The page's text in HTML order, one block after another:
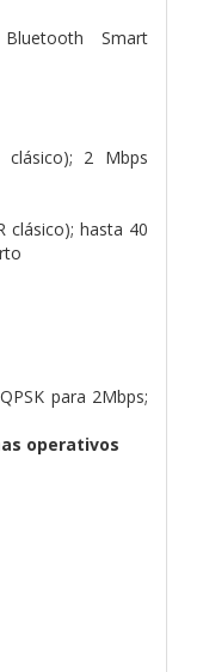
Smart
clásico); 2 Mbps
clásico); hasta 40
para 2Mbps;
operativos